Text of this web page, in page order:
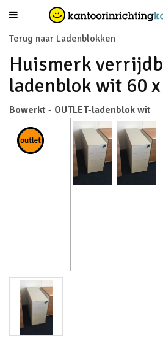
Terug naar Ladenblokken
Huismerk
ladenblok wit 60
Bowerkt - OUTLET-ladenblok wit